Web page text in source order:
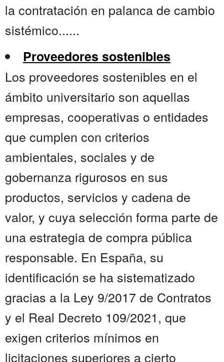
la contratación en palanca de cambio
sistémico......
Proveedores sostenibles
Los proveedores sostenibles en el
ámbito universitario son aquellas
empresas, cooperativas o entidades
que cumplen con criterios
ambientales, sociales y de
gobernanza rigurosos en sus
productos, servicios y cadena de
valor, y cuya selección forma parte de
una estrategia de compra pública
responsable. En España, su
identificación se ha sistematizado
gracias a la Ley 9/2017 de Contratos
y el Real Decreto 109/2021, que
exigen criterios mínimos en
licitaciones superiores a cierto